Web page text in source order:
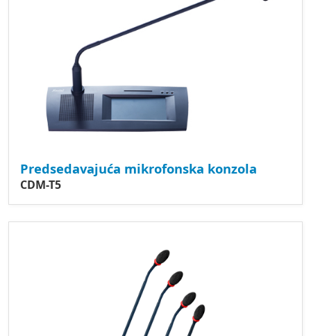
Predsedavajuća mikrofonska konzola
CDM-T5